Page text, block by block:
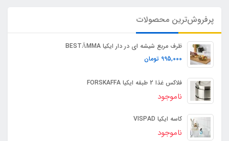
پرفروش‌ترین محصولات
ظرف مربع شیشه ای در دار ایکیا BESTÄMMA
995,000 تومان
فلاکس غذا 2 طبقه ایکیا FORSKAFFA
ناموجود
کاسه ایکیا VISPAD
ناموجود